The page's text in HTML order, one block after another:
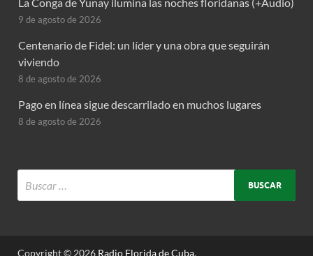
9 de agosto de 2026
Centenario de Fidel: un líder y una obra que seguirán
viviendo
8 de agosto de 2026
Pago en línea sigue descarrilado en muchos lugares
8 de agosto de 2026
Copyright © 2026 Radio Florida de Cuba.